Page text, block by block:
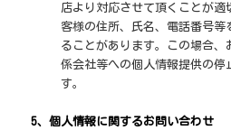
店より対応させて頂くことが適
客様の住所、氏名、電話番号等
ることがあります。この場合、
係会社等への個人情報提供の停
す。
5、個人情報に関するお問い合わせ